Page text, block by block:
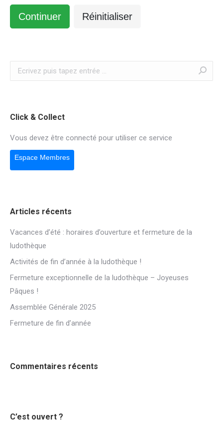
Continuer Réinitialiser
Recherche
:
Click & Collect
Vous devez être connecté pour utiliser ce service
Espace Membres
Articles récents
Vacances d’été : horaires d’ouverture et fermeture de la
ludothèque
Activités de fin d’année à la ludothèque !
Fermeture exceptionnelle de la ludothèque – Joyeuses
Pâques !
Assemblée Générale 2025
Fermeture de fin d’année
Commentaires récents
C’est ouvert ?